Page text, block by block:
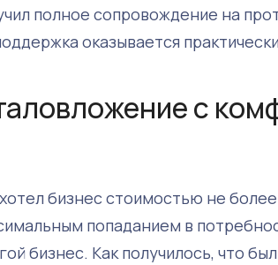
полное сопровождение на
оказывается
с
бизнес стоимостью не
попаданием в
бизнес. Как получилось, что